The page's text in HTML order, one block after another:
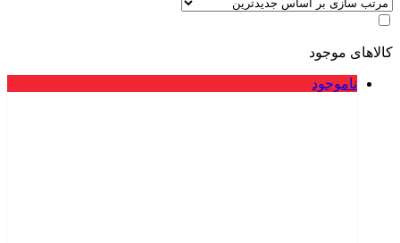
کالاهای موجود
ناموجود